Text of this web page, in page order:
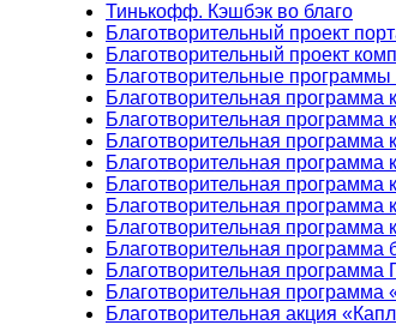
Тинькофф. Кэшбэк во благо
Благотворительный проект
Благотворительный проект
Благотворительные программы
Благотворительная
Благотворительная программа
Благотворительная программа
Благотворительная программа
Благотворительная программа
Благотворительная
Благотворительная
Благотворительная программа
Благотворительная программа
Благотворительная программа
Благотворительная акция